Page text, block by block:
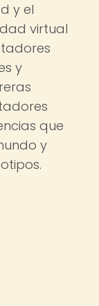
y el
virtual
y
que
y